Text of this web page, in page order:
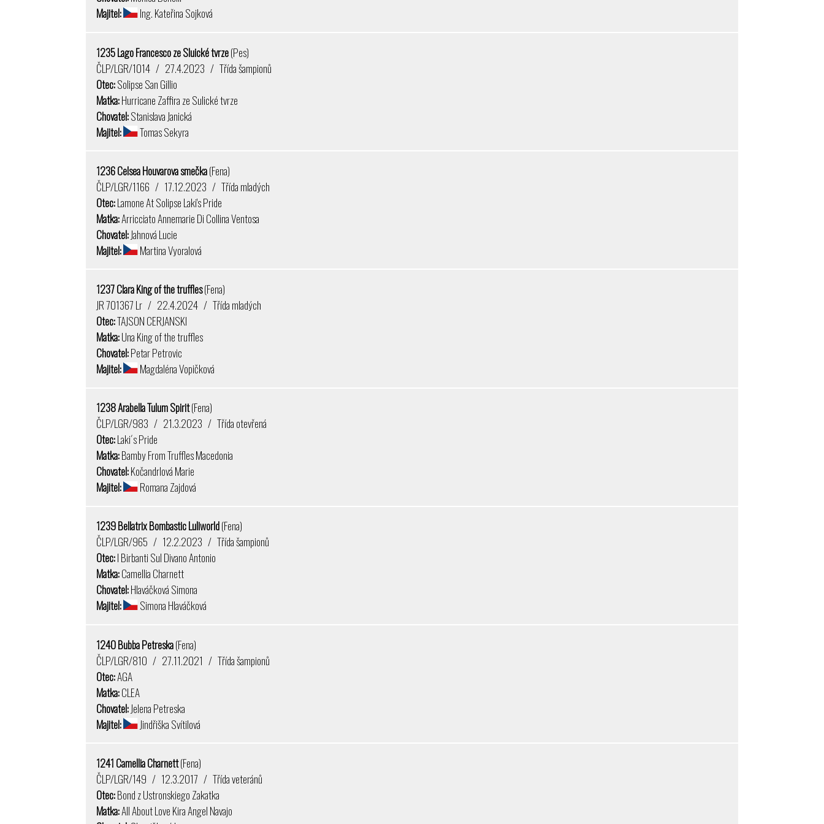
Majitel:
Ing. Kateřina Sojková
1235 Lago Francesco ze Sluické tvrze(Pes)
ČLP/LGR/1014 / 27.4.2023 / Třída šampionů
Otec:Solipse San Gillio
Matka:Hurricane Zaffira ze Sulické tvrze
Chovatel:Stanislava Janická
Majitel:
Tomas Sekyra
1236 Celsea Houvarova smečka(Fena)
ČLP/LGR/1166 / 17.12.2023 / Třída mladých
Otec:Lamone At Solipse Laki's Pride
Matka:Arricciato Annemarie Di Collina Ventosa
Chovatel:Jahnová Lucie
Majitel:
Martina Vyoralová
1237 Clara King of the truffles(Fena)
JR 701367 Lr / 22.4.2024 / Třída mladých
Otec:TAJSON CERJANSKI
Matka:Una King of the truffles
Chovatel:Petar Petrovic
Majitel:
Magdaléna Vopičková
1238 Arabella Tulum Spirit(Fena)
ČLP/LGR/983 / 21.3.2023 / Třída otevřená
Otec:Laki´s Pride
Matka:Bamby From Truffles Macedonia
Chovatel:Kočandrlová Marie
Majitel:
Romana Zajdová
1239 Bellatrix Bombastic Luliworld(Fena)
ČLP/LGR/965 / 12.2.2023 / Třída šampionů
Otec:I Birbanti Sul Divano Antonio
Matka:Camellia Charnett
Chovatel:Hlaváčková Simona
Majitel:
Simona Hlaváčková
1240 Bubba Petreska(Fena)
ČLP/LGR/810 / 27.11.2021 / Třída šampionů
Otec:AGA
Matka:CLEA
Chovatel:Jelena Petreska
Majitel:
Jindřiška Svítilová
1241 Camellia Charnett(Fena)
ČLP/LGR/149 / 12.3.2017 / Třída veteránů
Otec:Bond z Ustronskiego Zakatka
Matka:All About Love Kira Angel Navajo